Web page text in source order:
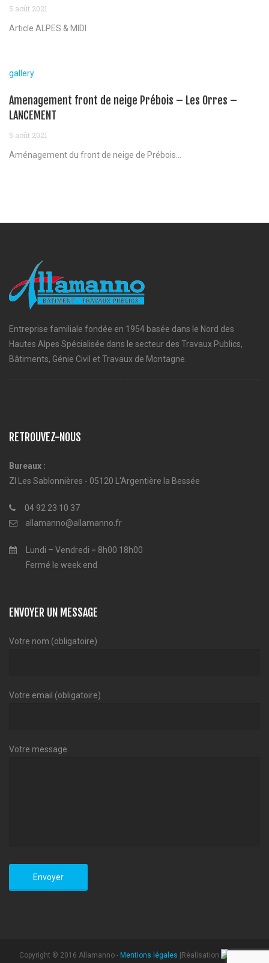
5 août 2021
Article ALPES & MIDI
gallery
Amenagement front de neige Prébois – Les Orres –
LANCEMENT
5 août 2021
Aménagement du front de neige de Prébois...
Entreprise familiale fondée en 1954 basée dans le Nord des
Hautes Alpes Spécialisée dans le secteur des Travaux Publics,
Bâtiments, Génie Civil et Travaux de Montagne.
RETROUVEZ-NOUS
Bureaux :
ZI Les Sablonnières - 05120 L'Argentière la Bessée
04 92 23 10 37
allamanno@allamanno.fr
Lundi – Vendredi = 8h00 18h00
Fermé le week end
ENVOYER UN MESSAGE
Votre nom (obligatoire)
Votre email (obligatoire)
Votre message
Copyright © 2016 Allamanno - Mentions légales |Réalisation